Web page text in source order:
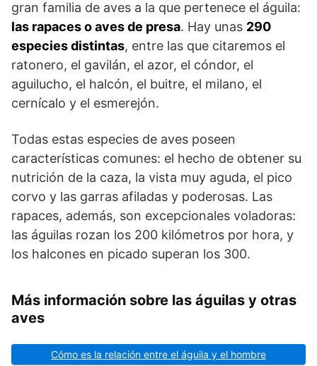
gran familia de aves a la que pertenece el águila:
las rapaces o aves de presa. Hay unas 290
especies distintas, entre las que citaremos el
ratonero, el gavilán, el azor, el cóndor, el
aguilucho, el halcón, el buitre, el milano, el
cernícalo y el esmerejón.
Todas estas especies de aves poseen
características comunes: el hecho de obtener su
nutrición de la caza, la vista muy aguda, el pico
corvo y las garras afiladas y poderosas. Las
rapaces, además, son excepcionales voladoras:
las águilas rozan los 200 kilómetros por hora, y
los halcones en picado superan los 300.
Más información sobre las águilas y otras
aves
Cómo es la relación entre el águila y el hombre